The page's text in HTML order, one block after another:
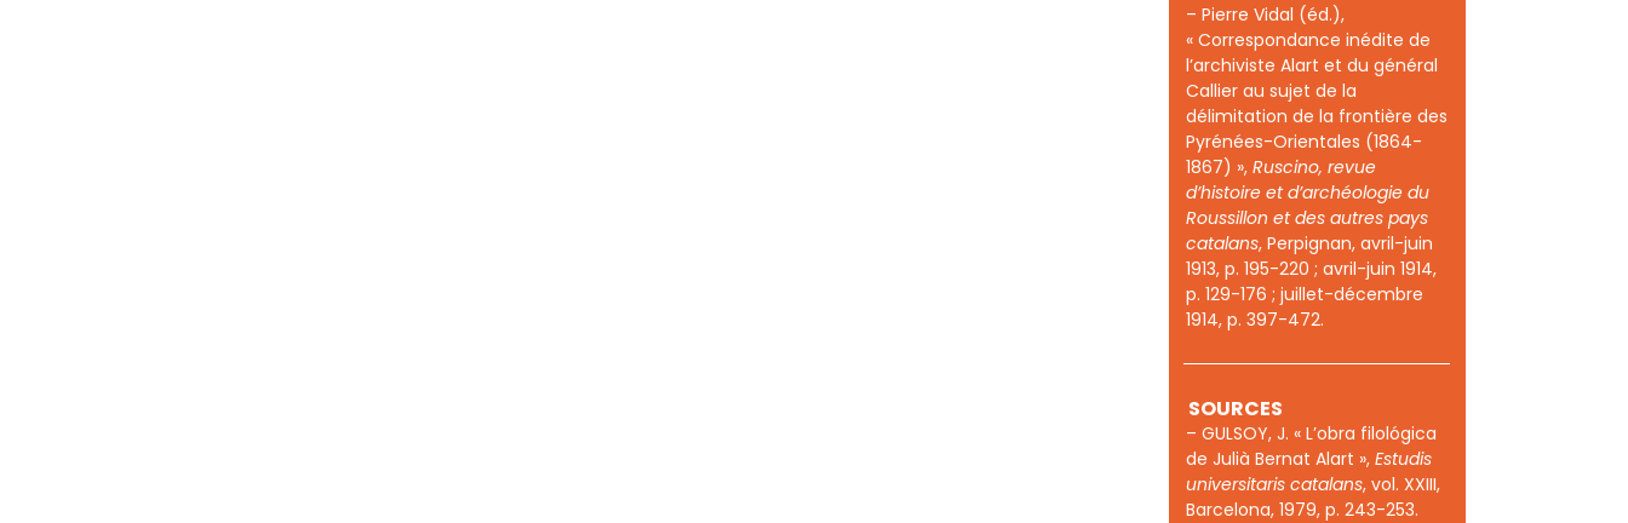
– Pierre Vidal (éd.),
« Correspondance inédite de
l’archiviste Alart et du général
Callier au sujet de la
délimitation de la frontière des
Pyrénées-Orientales (1864-
1867) », Ruscino, revue
d’histoire et d’archéologie du
Roussillon et des autres pays
catalans, Perpignan, avril-juin
1913, p. 195-220 ; avril-juin 1914,
p. 129-176 ; juillet-décembre
1914, p. 397-472.
SOURCES
– GULSOY, J. « L’obra filológica
de Julià Bernat Alart », Estudis
universitaris catalans, vol. XXIII,
Barcelona, 1979, p. 243-253.